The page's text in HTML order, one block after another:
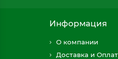
Информация
О компании
Доставка и